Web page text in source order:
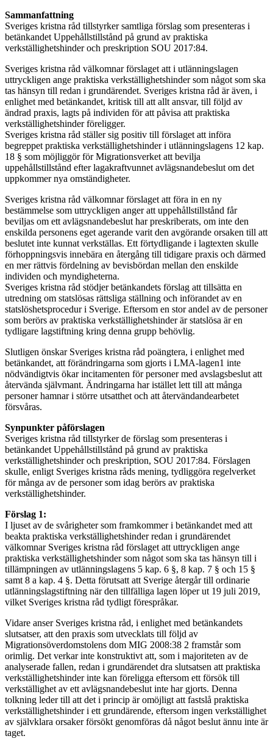
Sammanfattning
Sveriges kristna råd tillstyrker samtliga förslag som presenteras i
betänkandet Uppehållstillstånd på grund av praktiska
verkställighetshinder och preskription SOU 2017:84.
Sveriges kristna råd välkomnar förslaget att i utlänningslagen
uttryckligen ange praktiska verkställighetshinder som något som ska
tas hänsyn till redan i grundärendet. Sveriges kristna råd är även, i
enlighet med betänkandet, kritisk till att allt ansvar, till följd av
ändrad praxis, lagts på individen för att påvisa att praktiska
verkställighetshinder föreligger.
Sveriges kristna råd ställer sig positiv till förslaget att införa
begreppet praktiska verkställighetshinder i utlänningslagens 12 kap.
18 § som möjliggör för Migrationsverket att bevilja
uppehållstillstånd efter lagakraftvunnet avlägsnandebeslut om det
uppkommer nya omständigheter.
Sveriges kristna råd välkomnar förslaget att föra in en ny
bestämmelse som uttryckligen anger att uppehållstillstånd får
beviljas om ett avlägsnandebeslut har preskriberats, om inte den
enskilda personens eget agerande varit den avgörande orsaken till att
beslutet inte kunnat verkställas. Ett förtydligande i lagtexten skulle
förhoppningsvis innebära en återgång till tidigare praxis och därmed
en mer rättvis fördelning av bevisbördan mellan den enskilde
individen och myndigheterna.
Sveriges kristna råd stödjer betänkandets förslag att tillsätta en
utredning om statslösas rättsliga ställning och införandet av en
statslöshetsprocedur i Sverige. Eftersom en stor andel av de personer
som berörs av praktiska verkställighetshinder är statslösa är en
tydligare lagstiftning kring denna grupp behövlig.
Slutligen önskar Sveriges kristna råd poängtera, i enlighet med
betänkandet, att förändringarna som gjorts i LMA-lagen1 inte
nödvändigtvis ökar incitamenten för personer med avslagsbeslut att
återvända självmant. Ändringarna har istället lett till att många
personer hamnar i större utsatthet och att återvändandearbetet
försvåras.
Synpunkter påförslagen
Sveriges kristna råd tillstyrker de förslag som presenteras i
betänkandet Uppehållstillstånd på grund av praktiska
verkställighetshinder och preskription, SOU 2017:84. Förslagen
skulle, enligt Sveriges kristna råds mening, tydliggöra regelverket
för många av de personer som idag berörs av praktiska
verkställighetshinder.
Förslag 1:
I ljuset av de svårigheter som framkommer i betänkandet med att
beakta praktiska verkställighetshinder redan i grundärendet
välkomnar Sveriges kristna råd förslaget att uttryckligen ange
praktiska verkställighetshinder som något som ska tas hänsyn till i
tillämpningen av utlänningslagens 5 kap. 6 §, 8 kap. 7 § och 15 §
samt 8 a kap. 4 §. Detta förutsatt att Sverige återgår till ordinarie
utlänningslagstiftning när den tillfälliga lagen löper ut 19 juli 2019,
vilket Sveriges kristna råd tydligt förespråkar.
Vidare anser Sveriges kristna råd, i enlighet med betänkandets
slutsatser, att den praxis som utvecklats till följd av
Migrationsöverdomstolens dom MIG 2008:38 2 framstår som
orimlig. Det verkar inte konstruktivt att, som i majoriteten av de
analyserade fallen, redan i grundärendet dra slutsatsen att praktiska
verkställighetshinder inte kan föreligga eftersom ett försök till
verkställighet av ett avlägsnandebeslut inte har gjorts. Denna
tolkning leder till att det i princip är omöjligt att fastslå praktiska
verkställighetshinder i ett grundärende, eftersom ingen verkställighet
av självklara orsaker försökt genomföras då något beslut ännu inte är
taget.